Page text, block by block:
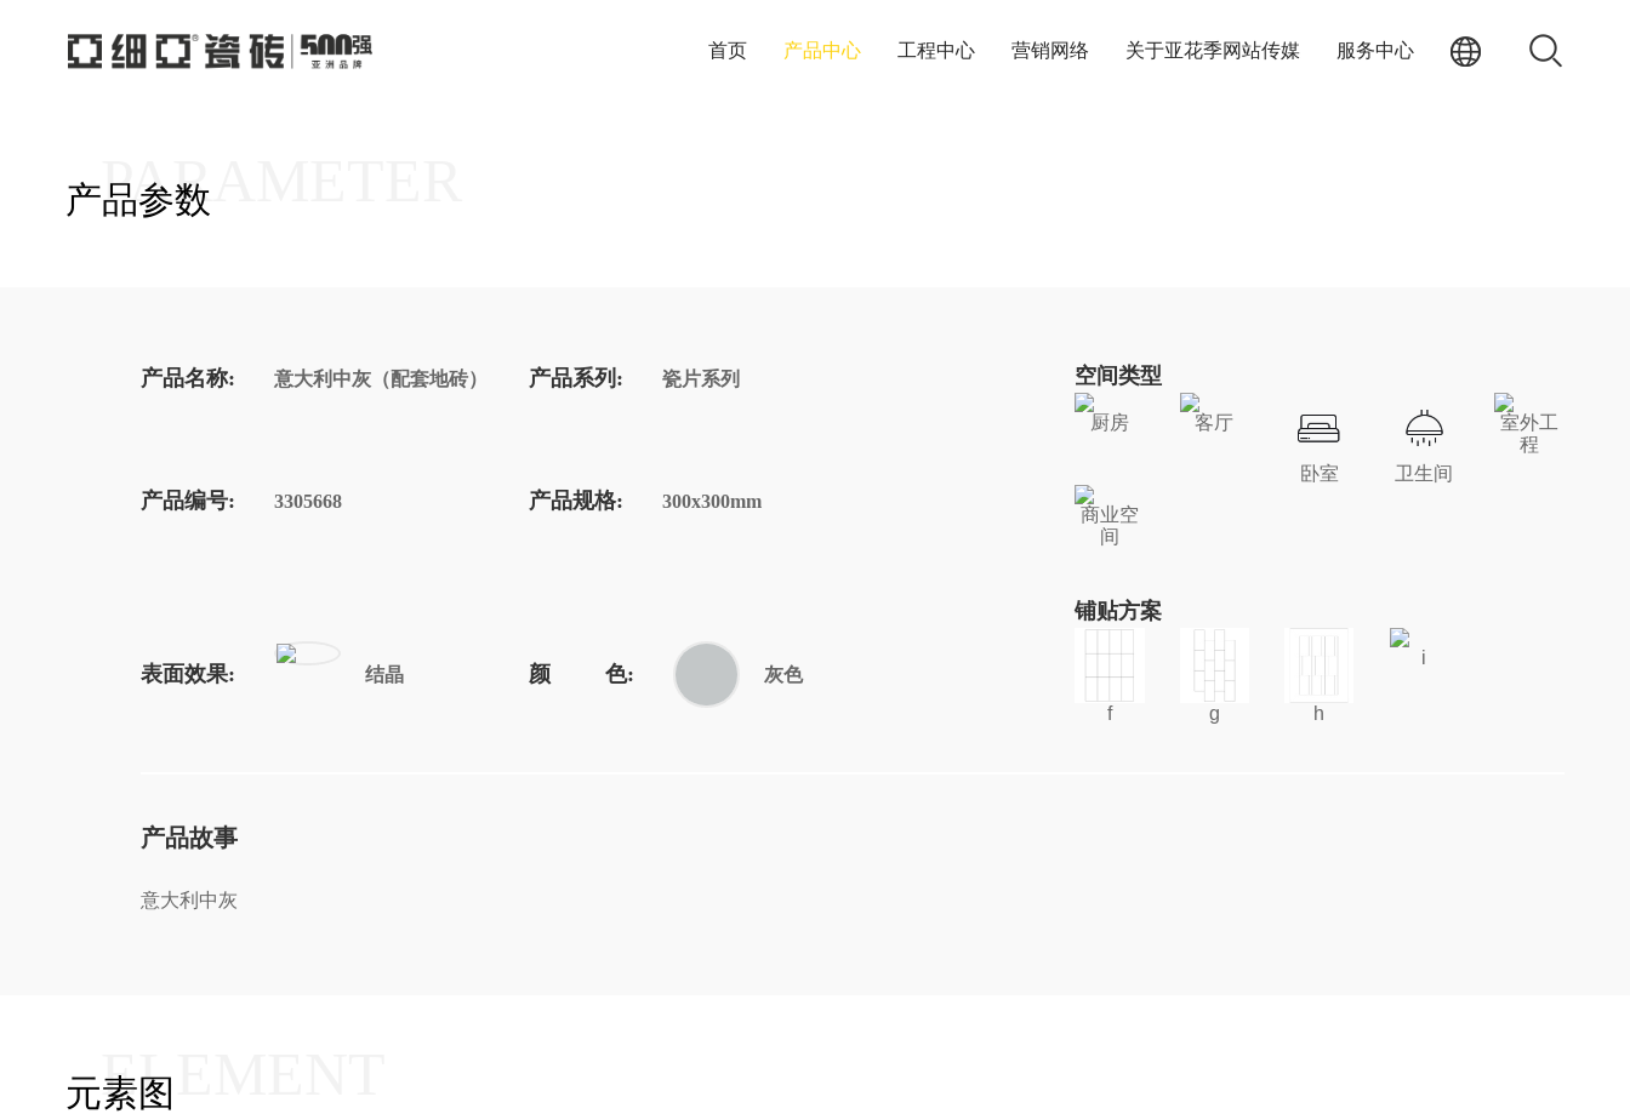
首页 产品中心 工程中心 营销网络 关于亚花季网站传媒 服务中心
产品参数
PARAMETER
产品名称: 意大利中灰（配套地砖） 产品系列: 瓷片系列
产品编号: 3305668 产品规格: 300x300mm
表面效果: 结晶 颜 色: 灰色
空间类型
厨房 客厅
卧室 卫生间
室外工
程
商业空
间
铺贴方案
f g h
i
产品故事
意大利中灰
元素图
ELEMENT